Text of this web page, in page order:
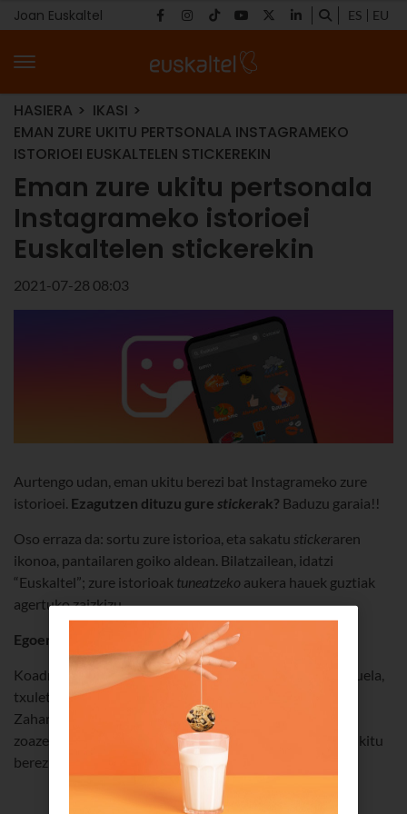
Joan Euskaltel ES EU
HASIERA
IKASI
EMAN ZURE UKITU PERTSONALA INSTAGRAMEKO
ISTORIOEI EUSKALTELEN STICKEREKIN
Eman zure ukitu pertsonala
Instagrameko istorioei
Euskaltelen stickerekin
2021-07-28 08:03
Aurtengo udan, eman ukitu berezi bat Instagrameko zure
istorioei. Ezagutzen dituzu gure stickerak? Baduzu garaia!!
Oso erraza da: sortu zure istorioa, eta sakatu stickeraren
ikonoa, pantailaren goiko aldean. Bilatzailean, idatzi
“Euskaltel”; zure istorioak tuneatzeko aukera hauek guztiak
agertuko zaizkizu.
Egoera bakoitzerako stickerbat
Koadrilarekin sagardotegira joan eta txotx bat egin duzuela,
txuleta eder bat jan bitartean? Egin istorio bat. Alde
Zaharrean pintxo batzuk jan eta pote batzuk hartzera
zoazela? Igo Instagramera. Eta ez ahaztu istorioei gure ukitu
berezia ematea,
hauekin.